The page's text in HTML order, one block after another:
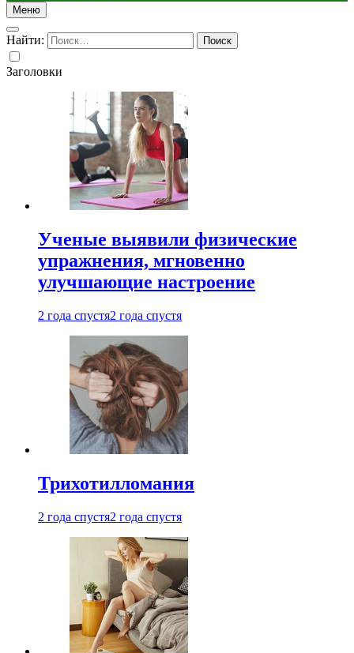
Меню
Найти:
Заголовки
Ученые выявили физические
упражнения, мгновенно
улучшающие настроение
2 года спустя2 года спустя
Трихотилломания
2 года спустя2 года спустя